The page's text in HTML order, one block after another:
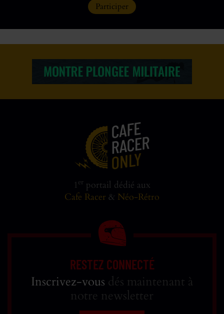
Participer
1 er portail dédié aux
Cafe Racer & Néo-Rétro
RESTEZ CONNECTÉ
Inscrivez-vous dés maintenant à
notre newsletter